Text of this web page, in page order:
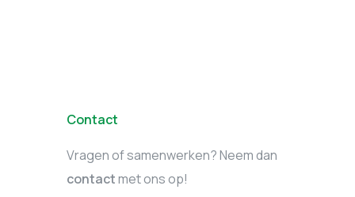
Contact
Vragen of samenwerken? Neem dan
contactmet ons op!